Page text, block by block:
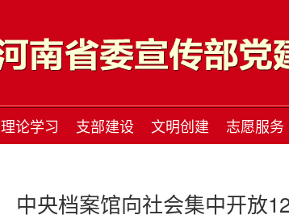
理论学习 支部建设 文明创建 志愿服务
中央档案馆向社会集中开放